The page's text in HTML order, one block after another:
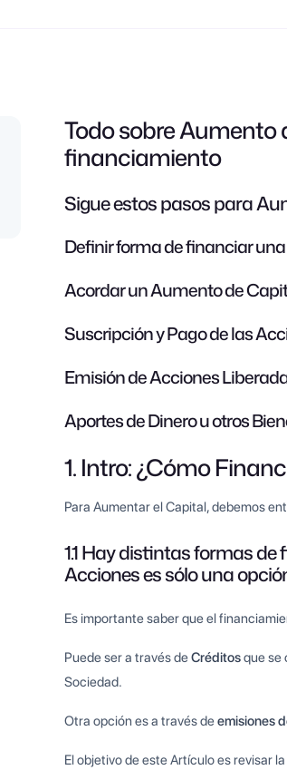
Todo sobre Aumento
financiamiento
Sigue estos pasos para
Definir forma de financiar
Acordar un Aumento de
Suscripción y Pago de las
Emisión de Acciones
Aportes de Dinero u otros
1. Intro: ¿Cómo
Para Aumentar el Capital, debemos
1.1 Hay distintas formas
Acciones es sólo una
Es importante saber que el
Puede ser a través deCréditosque se
Sociedad.
Otra opción es a través deemisiones
El objetivo de este Artículo es revisar